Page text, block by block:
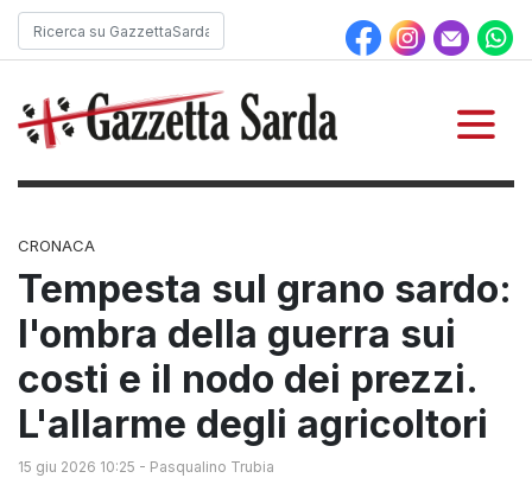
CRONACA
Tempesta sul grano sardo:
l'ombra della guerra sui
costi e il nodo dei prezzi.
L'allarme degli agricoltori
15 giu 2026 10:25 - Pasqualino Trubia